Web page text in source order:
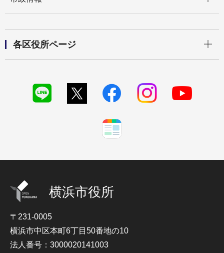
各区役所ページ
横浜市役所
〒231-0005
横浜市中区本町6丁目50番地の10
法人番号：3000020141003